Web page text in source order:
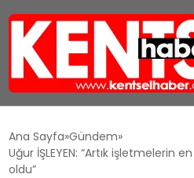
GÜNDEM
Ana Sayfa Gündem
Uğur İŞLEYEN: “Artık işletmelerin
oldu”